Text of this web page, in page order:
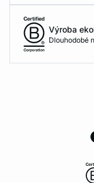
Výroba
Dlouhodobé